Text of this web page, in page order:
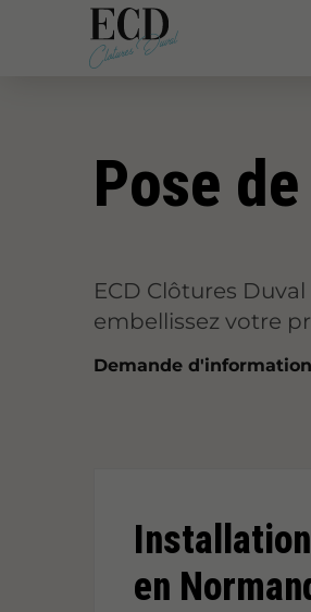
Pose
ECD Clôtures
embellissez votre
Demande
en